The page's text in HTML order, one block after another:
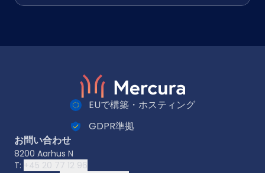
EUで構築・ホスティング
GDPR準拠
お問い合わせ
8200 Aarhus N
T: +45 20 77 12 96